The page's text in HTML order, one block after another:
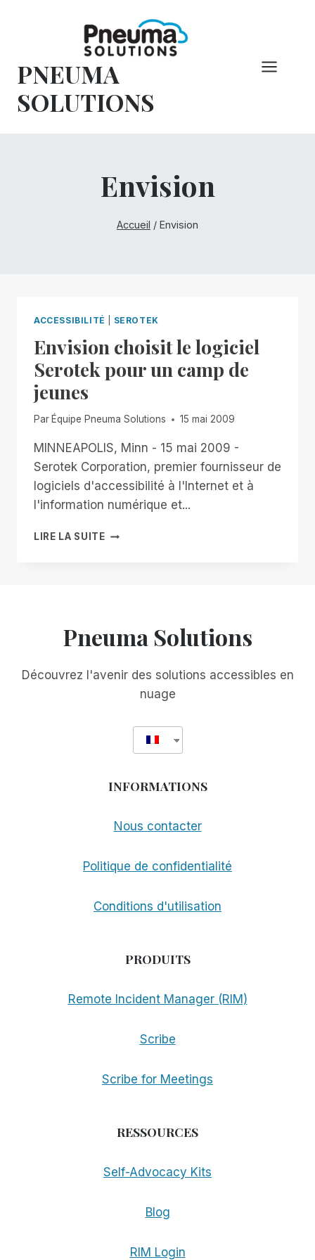
PNEUMA
SOLUTIONS
Envision
Accueil / Envision
ACCESSIBILITÉ SEROTEK
Envision choisit le logiciel
Serotek pour un camp de
jeunes
Par Équipe Pneuma Solutions 15 mai 2009
MINNEAPOLIS, Minn - 15 mai 2009 -
Serotek Corporation, premier fournisseur de
logiciels d'accessibilité à l'Internet et à
l'information numérique et...
LIRE LA SUITEENVISION
CAMP
Pneuma Solutions
Découvrez l'avenir des solutions accessibles en
nuage
INFORMATIONS
Nous contacter
Politique de confidentialité
Conditions d'utilisation
PRODUITS
Remote Incident Manager (RIM)
Scribe
Scribe for Meetings
RESSOURCES
Self-Advocacy Kits
Blog
RIM Login